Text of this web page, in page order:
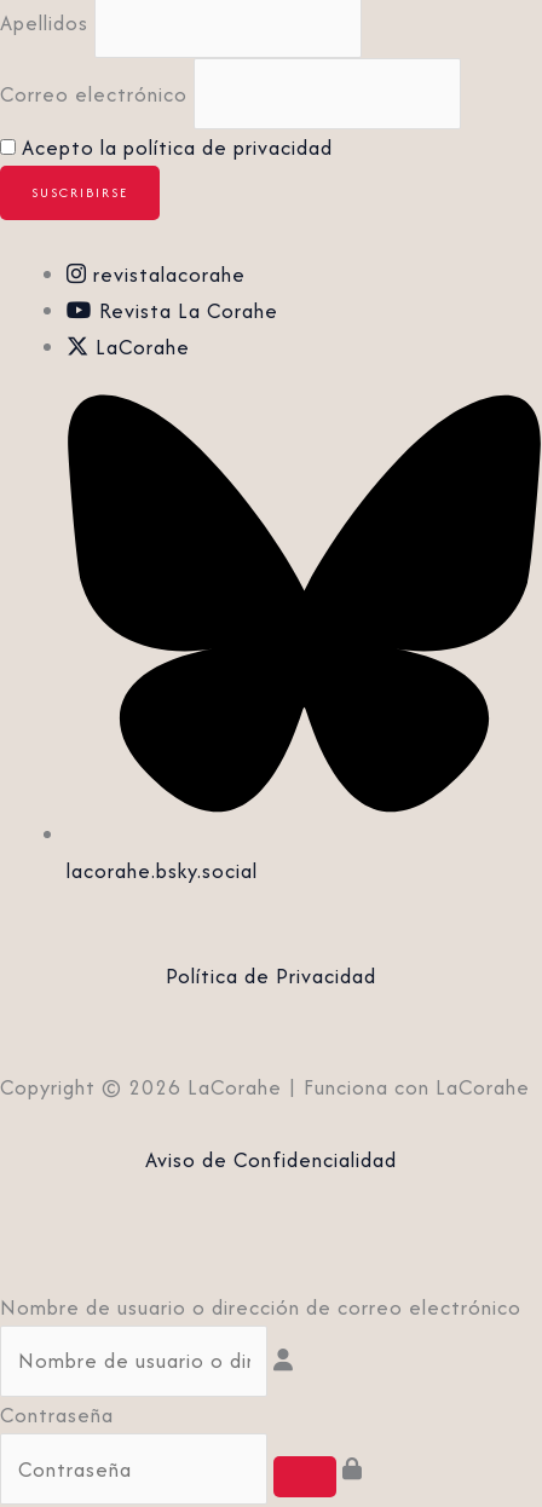
Apellidos
Correo electrónico
Acepto la política de privacidad
revistalacorahe
Revista La Corahe
LaCorahe
lacorahe.bsky.social‬
Política de Privacidad
Copyright © 2026 LaCorahe | Funciona con LaCorahe
Aviso de Confidencialidad
Nombre de usuario o dirección de correo electrónico
Contraseña